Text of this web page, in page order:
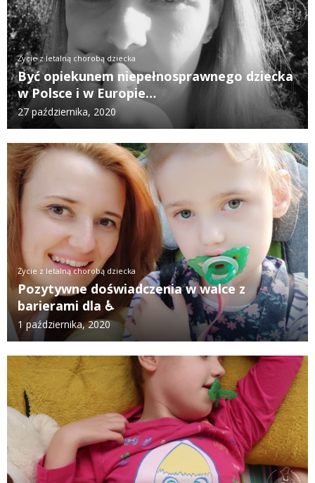
Życie z letalną chorobą dziecka
Być opiekunem niepełnosprawnego dziecka
w Polsce i w Europie…
27 października, 2020
Życie z letalną chorobą dziecka
Pozytywne doświadczenia w walce z
barierami dla ♿️
1 października, 2020